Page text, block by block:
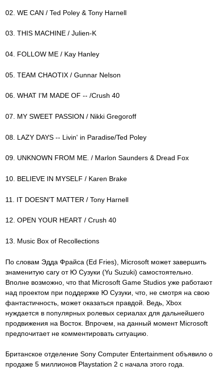
02. WE CAN / Ted Poley & Tony Harnell
03. THIS MACHINE / Julien-K
04. FOLLOW ME / Kay Hanley
05. TEAM CHAOTIX / Gunnar Nelson
06. WHAT I'M MADE OF -- /Crush 40
07. MY SWEET PASSION / Nikki Gregoroff
08. LAZY DAYS -- Livin' in Paradise/Ted Poley
09. UNKNOWN FROM ME. / Marlon Saunders & Dread Fox
10. BELIEVE IN MYSELF / Karen Brake
11. IT DOESN'T MATTER / Tony Harnell
12. OPEN YOUR HEART / Crush 40
13. Music Box of Recollections
По словам Эдда Фрайса (Ed Fries), Microsoft может завершить
знаменитую сагу от Ю Сузуки (Yu Suzuki) самостоятельно.
Вполне возможно, что that Microsoft Game Studios уже работают
над проектом при поддержке Ю Сузуки, что, не смотря на свою
фантастичность, может оказаться правдой. Ведь, Xbox
нуждается в популярных ролевых сериалах для дальнейшего
продвижения на Восток. Впрочем, на данный момент Microsoft
предпочитает не комментировать ситуацию.
Британское отделение Sony Computer Entertainment объявило о
продаже 5 миллионов Playstation 2 с начала этого года.